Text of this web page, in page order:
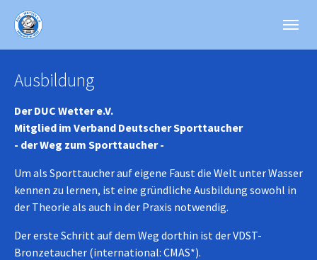
Skip to main content
Skip to page footer
Ausbildung
Der DUC Wetter e.V.
Mitglied im Verband Deutscher Sporttaucher
- der Weg zum Sporttaucher -
Um als Sporttaucher auf eigene Faust die Welt unter Wasser
kennen zu lernen, ist eine gründliche Ausbildung sowohl in
der Theorie als auch in der Praxis notwendig.
Der erste Schritt auf dem Weg dorthin ist der VDST-
Bronzetaucher (international: CMAS*).